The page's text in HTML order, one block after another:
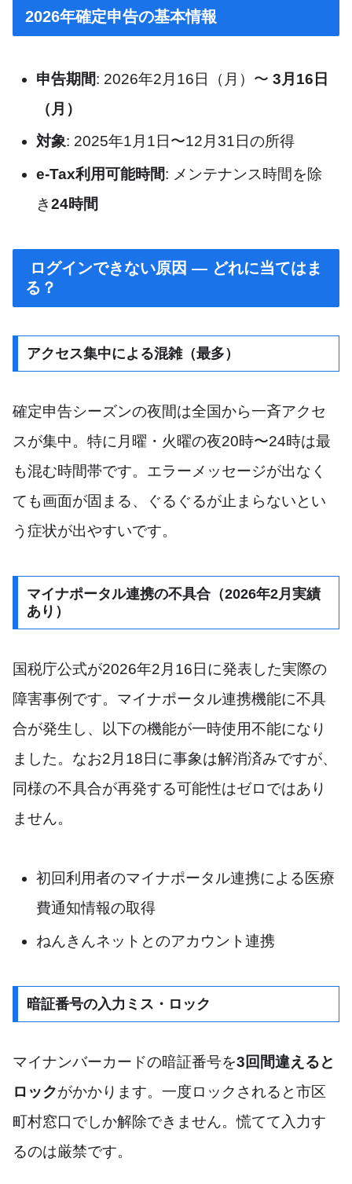
2026年確定申告の基本情報
申告期間: 2026年2月16日（月）〜 3月16日
（月）
対象: 2025年1月1日〜12月31日の所得
e-Tax利用可能時間: メンテナンス時間を除
き24時間
ログインできない原因 — どれに当てはま
る？
アクセス集中による混雑（最多）
確定申告シーズンの夜間は全国から一斉アクセ
スが集中。特に月曜・火曜の夜20時〜24時は最
も混む時間帯です。エラーメッセージが出なく
ても画面が固まる、ぐるぐるが止まらないとい
う症状が出やすいです。
マイナポータル連携の不具合（2026年2月実績
あり）
国税庁公式が2026年2月16日に発表した実際の
障害事例です。マイナポータル連携機能に不具
合が発生し、以下の機能が一時使用不能になり
ました。なお2月18日に事象は解消済みですが、
同様の不具合が再発する可能性はゼロではあり
ません。
初回利用者のマイナポータル連携による医療
費通知情報の取得
ねんきんネットとのアカウント連携
暗証番号の入力ミス・ロック
マイナンバーカードの暗証番号を3回間違えると
ロックがかかります。一度ロックされると市区
町村窓口でしか解除できません。慌てて入力す
るのは厳禁です。